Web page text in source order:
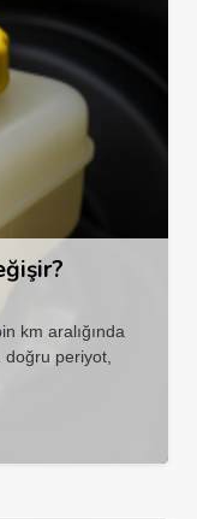
km aralığında
periyot,